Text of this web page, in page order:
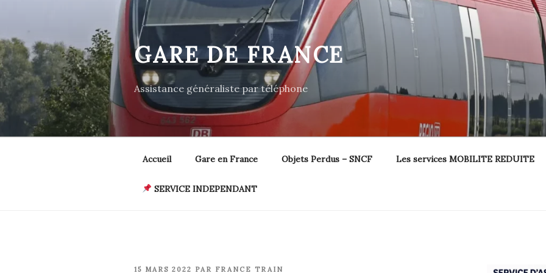
contenu
principal
GARE DE FRANCE
Assistance généraliste par téléphone
Accueil Gare en France Objets Perdus – SNCF Les services MOBILITE REDUITE
SERVICE INDEPENDANT
PUBLIÉ
15 MARS 2022 PAR FRANCE TRAIN